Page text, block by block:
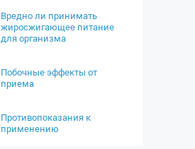
Вредно ли принимать
жиросжигающее питание
для организма
Побочные эффекты от
приема
Противопоказания к
применению